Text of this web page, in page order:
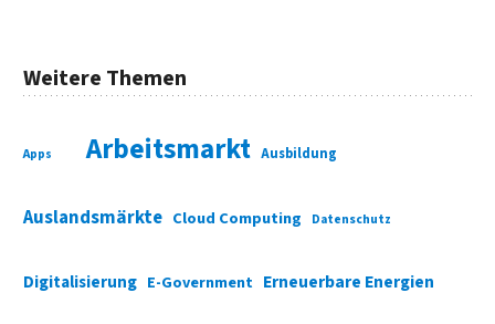
Weitere Themen
Apps Arbeitsmarkt Ausbildung
Auslandsmärkte Cloud Computing Datenschutz
Digitalisierung E-Government Erneuerbare Energien